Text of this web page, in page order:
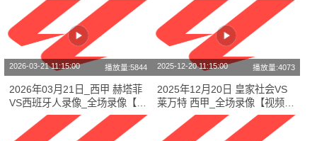
2026-03-21 11:15:00 播放量:5844
2026年03月21日_西甲 赫塔菲
VS西班牙人录像_全场录像【高
清回放】
2025-12-20 11:15:00 播放量:4073
2025年12月20日 皇家社会VS
莱万特 西甲_全场录像【视频集